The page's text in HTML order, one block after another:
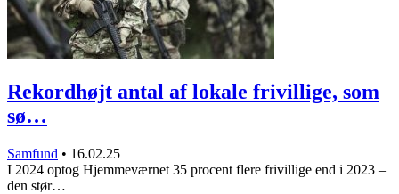
Rekordhøjt antal af lokale frivillige, som
sø…
Samfund • 16.02.25
I 2024 optog Hjemmeværnet 35 procent flere frivillige end i 2023 –
den stør…